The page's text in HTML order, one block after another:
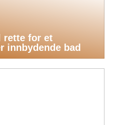
rette for et
innbydende bad